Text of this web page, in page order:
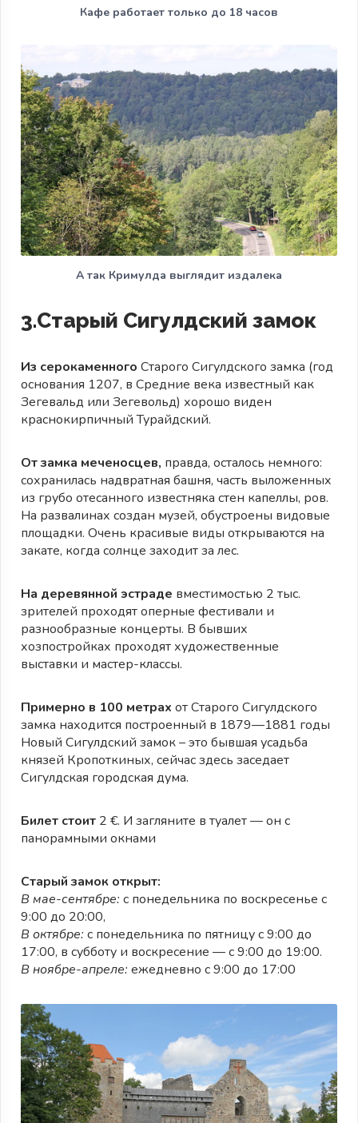
Кафе работает только до 18 часов
А так Кримулда выглядит издалека
3.Старый Сигулдский замок
Из серокаменного Старого Сигулдского замка (год
основания 1207, в Cредние века известный как
Зегевальд или Зегевольд) хорошо виден
краснокирпичный Турайдский.
От замка меченосцев, правда, осталось немного:
сохранилась надвратная башня, часть выложенных
из грубо отесанного известняка стен капеллы, ров.
На развалинах создан музей, обустроены видовые
площадки. Очень красивые виды открываются на
закате, когда солнце заходит за лес.
На деревянной эстраде вместимостью 2 тыс.
зрителей проходят оперные фестивали и
разнообразные концерты. В бывших
хозпостройках проходят художественные
выставки и мастер-классы.
Примерно в 100 метрах от Старого Сигулдского
замка находится построенный в 1879—1881 годы
Новый Сигулдский замок – это бывшая усадьба
князей Кропоткиных, сейчас здесь заседает
Сигулдская городская дума.
Билет стоит 2 €. И загляните в туалет — он с
панорамными окнами
Старый замок открыт:
В мае-сентябре: с понедельника по воскресенье с
9:00 до 20:00,
В октябре: с понедельника по пятницу с 9:00 до
17:00, в субботу и воскресение — с 9:00 до 19:00.
В ноябре-апреле: ежедневно с 9:00 до 17:00